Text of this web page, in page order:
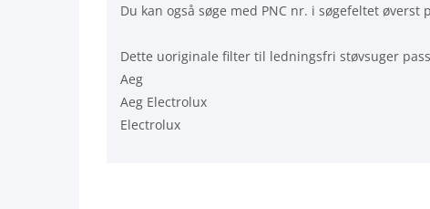
Du kan også søge med PNC nr. i søgefeltet
Dette uoriginale filter til ledningsfri støvsuger
Aeg
Aeg Electrolux
Electrolux